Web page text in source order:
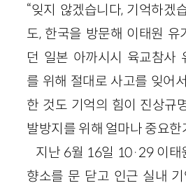
“잊지 않겠습니다, 기억하겠
도, 한국을 방문해 이태원 유
던 일본 아까시시 육교참사
를 위해 절대로 사고를 잊어
한 것도 기억의 힘이 진상규
발방지를 위해 얼마나 중요한
지난 6월 16일 10·29 이태
향소를 문 닫고 인근 실내